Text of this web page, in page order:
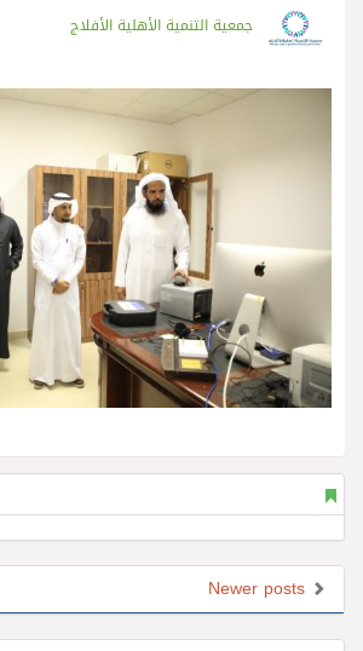
جمعية التنمية الأهلية الأفلاج